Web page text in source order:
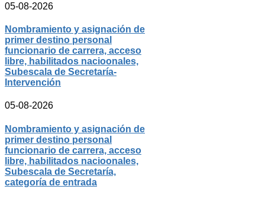
05-08-2026
Nombramiento y asignación de
primer destino personal
funcionario de carrera, acceso
libre, habilitados nacioonales,
Subescala de Secretaría-
Intervención
05-08-2026
Nombramiento y asignación de
primer destino personal
funcionario de carrera, acceso
libre, habilitados nacioonales,
Subescala de Secretaría,
categoría de entrada